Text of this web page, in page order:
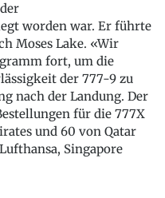
worden war. Er führte
Moses Lake. «Wir
fort, um die
der 777-9 zu
nach der Landung. Der
für die 777X
und 60 von Qatar
Singapore